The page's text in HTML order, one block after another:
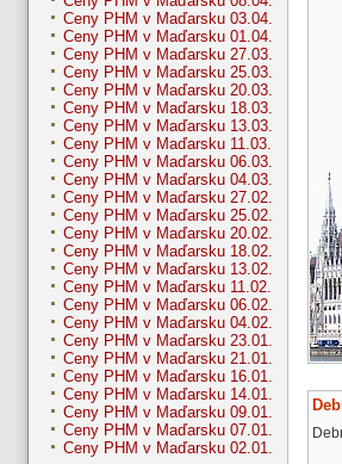
Ceny PHM v Maďarsku 03.04.
Ceny PHM v Maďarsku 01.04.
Ceny PHM v Maďarsku 27.03.
Ceny PHM v Maďarsku 25.03.
Ceny PHM v Maďarsku 20.03.
Ceny PHM v Maďarsku 18.03.
Ceny PHM v Maďarsku 13.03.
Ceny PHM v Maďarsku 11.03.
Ceny PHM v Maďarsku 06.03.
Ceny PHM v Maďarsku 04.03.
Ceny PHM v Maďarsku 27.02.
Ceny PHM v Maďarsku 25.02.
Ceny PHM v Maďarsku 20.02.
Ceny PHM v Maďarsku 18.02.
Ceny PHM v Maďarsku 13.02.
Ceny PHM v Maďarsku 11.02.
Ceny PHM v Maďarsku 06.02.
Ceny PHM v Maďarsku 04.02.
Ceny PHM v Maďarsku 23.01.
Ceny PHM v Maďarsku 21.01.
Ceny PHM v Maďarsku 16.01.
Ceny PHM v Maďarsku 14.01.
Ceny PHM v Maďarsku 09.01.
Ceny PHM v Maďarsku 07.01.
Ceny PHM v Maďarsku 02.01.